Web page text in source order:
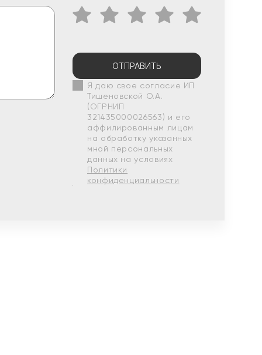
ОТПРАВИТЬ
Я даю свое согласие ИП
Тишеновской О.А.
(ОГРНИП
321435000026563) и его
аффилированным лицам
на обработку указанных
мной персональных
данных на условиях
Политики
конфиденциальности